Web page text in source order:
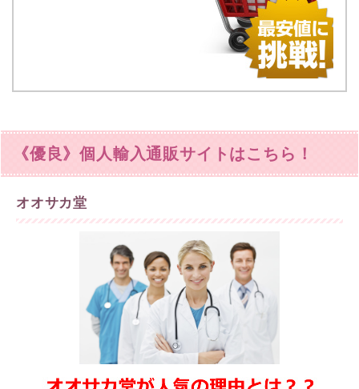
《優良》個人輸入通販サイトはこちら！
オオサカ堂